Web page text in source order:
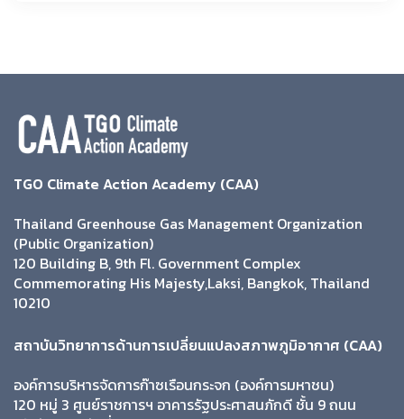
TGO Climate Action Academy (CAA)
Thailand Greenhouse Gas Management Organization
(Public Organization)
120 Building B, 9th Fl. Government Complex
Commemorating His Majesty,Laksi, Bangkok, Thailand
10210
สถาบันวิทยาการด้านการเปลี่ยนแปลงสภาพภูมิอากาศ (CAA)
องค์การบริหารจัดการก๊าซเรือนกระจก (องค์การมหาชน)
120 หมู่ 3 ศูนย์ราชการฯ อาคารรัฐประศาสนภักดี ชั้น 9 ถนน